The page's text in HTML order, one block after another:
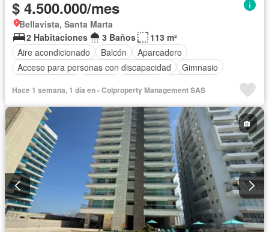
$ 4.500.000/mes
Bellavista, Santa Marta
2 Habitaciones
3 Baños
113 m²
Aire acondicionado
Balcón
Aparcadero
Acceso para personas con discapacidad
Gimnasio
Vista panorámica
Sauna Seguridad privada
Agua
Hace 1 semana, 1 día en - Colproperty Management SAS